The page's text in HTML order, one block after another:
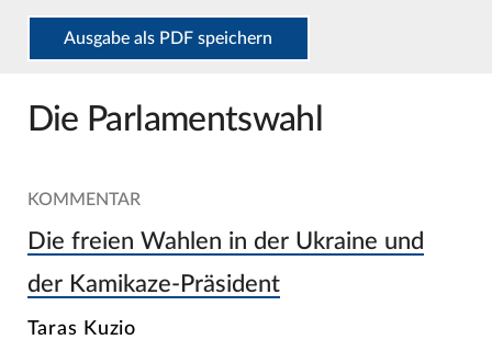
Ausgabe als PDF speichern
Die Parlamentswahl
KOMMENTAR
Die freien Wahlen in der Ukraine und
der Kamikaze-Präsident
Taras Kuzio